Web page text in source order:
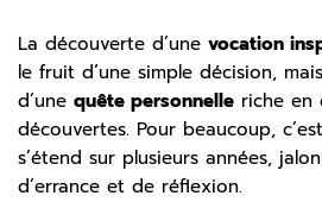
La découverte d’une vocation
le fruit d’une simple décision,
d’une quête personnelle riche en
découvertes. Pour beaucoup,
s’étend sur plusieurs années,
d’errance et de réflexion.